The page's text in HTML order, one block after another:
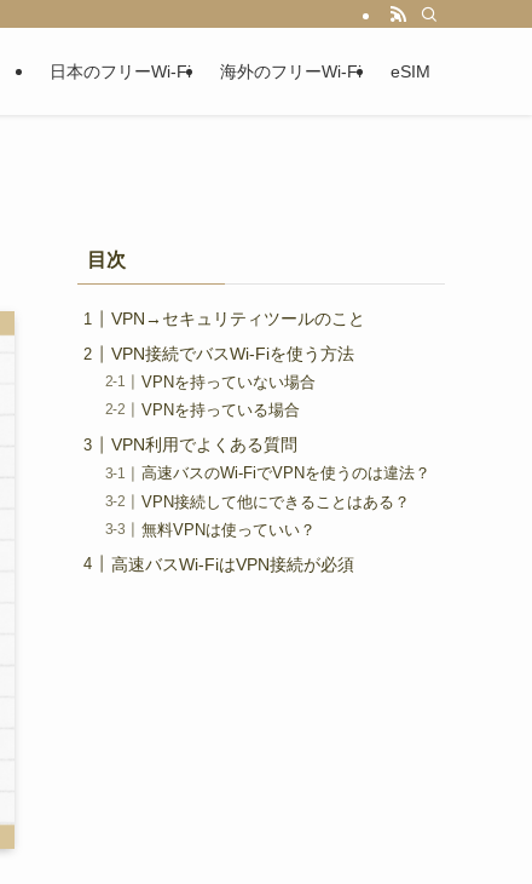
日本のフリーWi-Fi 海外のフリーWi-Fi eSIM
目次
VPN→セキュリティツールのこと
VPN接続でバスWi-Fiを使う方法
VPNを持っていない場合
VPNを持っている場合
VPN利用でよくある質問
高速バスのWi-FiでVPNを使うのは違法？
VPN接続して他にできることはある？
無料VPNは使っていい？
高速バスWi-FiはVPN接続が必須